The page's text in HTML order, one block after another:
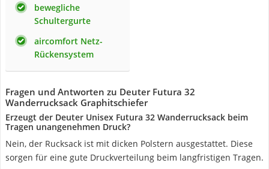
bewegliche
Schultergurte
aircomfort Netz-
Rückensystem
Fragen und Antworten zu Deuter Futura 32
Wanderrucksack Graphitschiefer
Erzeugt der Deuter Unisex Futura 32 Wanderrucksack beim
Tragen unangenehmen Druck?
Nein, der Rucksack ist mit dicken Polstern ausgestattet. Diese
sorgen für eine gute Druckverteilung beim langfristigen Tragen.